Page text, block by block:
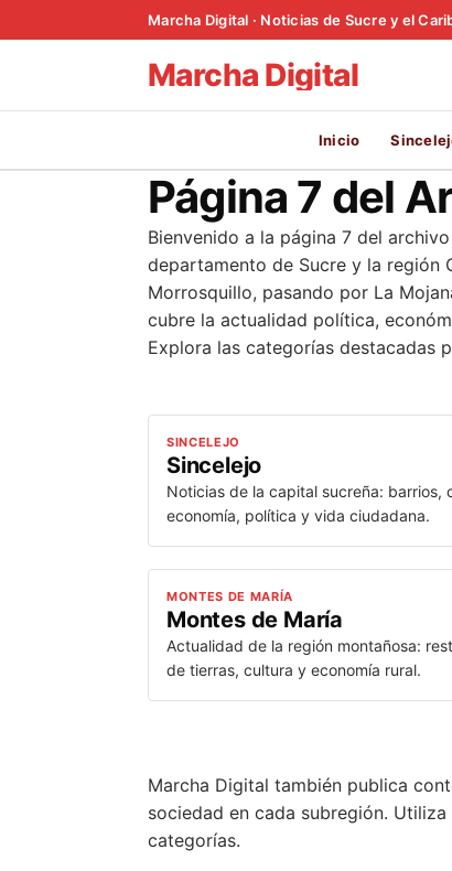
Marcha Digital · Noticias de Sucre y el
Marcha Digital
Inicio
Página 7 del
Bienvenido a la página 7 del
departamento de Sucre y la región
Morrosquillo, pasando por La
cubre la actualidad política,
Explora las categorías destacadas
SINCELEJO
Sincelejo
Noticias de la capital sucreña: barrios,
economía, política y vida ciudadana.
MONTES DE MARÍA
Montes de María
Actualidad de la región montañosa:
de tierras, cultura y economía rural.
Marcha Digital también publica
sociedad en cada subregión.
categorías.